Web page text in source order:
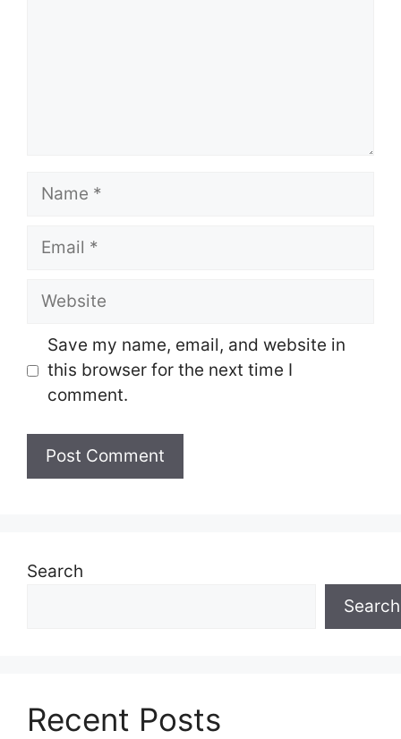
Name
Email
Website
Save my name, email, and website in
this browser for the next time I
comment.
Search
Search
Recent Posts